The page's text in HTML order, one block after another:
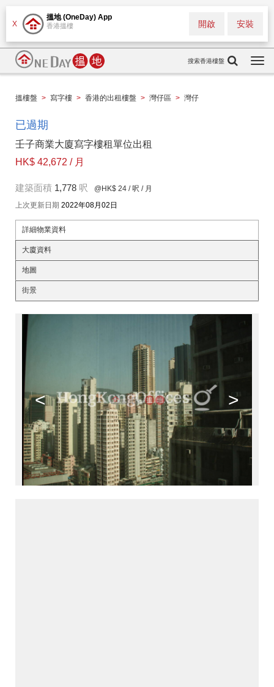
X
搵地 (OneDay) App
香港搵樓 安裝
開啟
搜索香港樓盤
搵樓盤 > 寫字樓 > 香港的出租樓盤 > 灣仔區 > 灣仔
已過期
壬子商業大廈寫字樓租單位出租
HK$ 42,672 / 月
建築面積 1,778 呎 @HK$ 24 / 呎 / 月
上次更新日期 2022年08月02日
詳細物業資料
大廈資料
地圖
街景
< >